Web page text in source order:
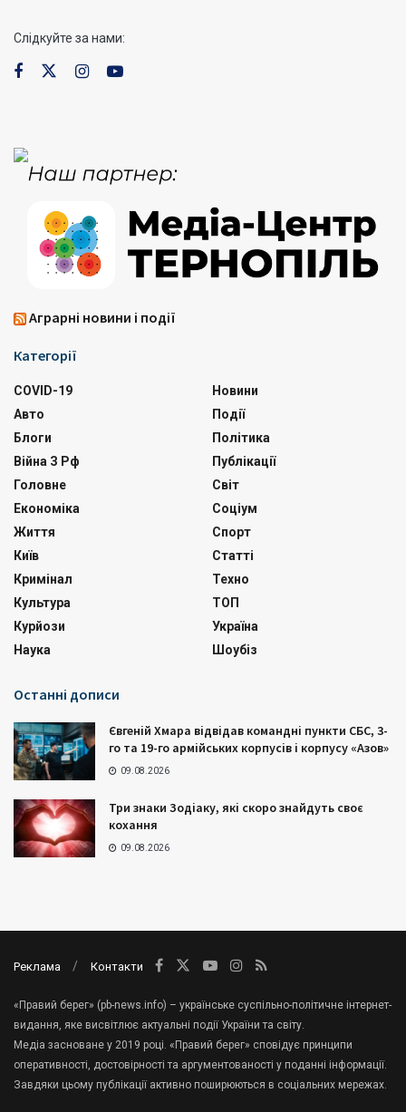
Слідкуйте за нами:
Аграрні новини і події
Категорії
COVID-19
Авто
Блоги
Війна З Рф
Головне
Економіка
Життя
Київ
Кримінал
Культура
Курйози
Наука
Новини
Події
Політика
Публікації
Світ
Соціум
Спорт
Статті
Техно
ТОП
Україна
Шоубіз
Останні дописи
Євгеній Хмара відвідав командні пункти СБС, 3-
го та 19-го армійських корпусів і корпусу «Азов»
09.08.2026
Три знаки Зодіаку, які скоро знайдуть своє
кохання
09.08.2026
Реклама Контакти
«Правий берег» (pb-news.info) – українське суспільно-політичне інтернет-
видання, яке висвітлює актуальні події України та світу.
Медіа засноване у 2019 році. «Правий берег» сповідує принципи
оперативності, достовірності та аргументованості у поданні інформації.
Завдяки цьому публікації активно поширюються в соціальних мережах.